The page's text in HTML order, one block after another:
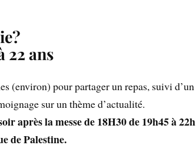
22 ans
(environ) pour partager un repas, suivi d’un
sur un thème d’actualité.
après la messe de 18H30 de 19h45 à 22h
de Palestine.